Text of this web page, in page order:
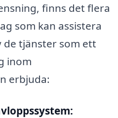
finns det flera
som kan assistera
de tjänster som ett
inom
erbjuda: